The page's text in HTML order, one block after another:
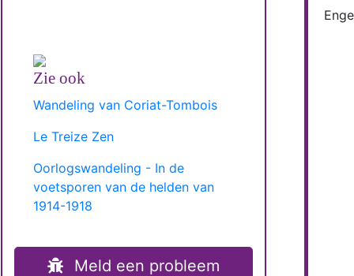
Zie ook
Wandeling van Coriat-Tombois
Le Treize Zen
Oorlogswandeling - In de
voetsporen van de helden van
1914-1918
Meld een probleem